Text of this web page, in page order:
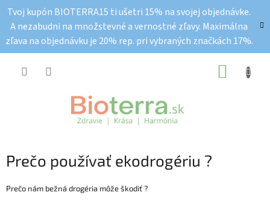
obsah
Tvoj kupón BIOTERRA15 ti ušetri 15% na svojej objednávke.
A nezabudni na množstevné a vernostné zľavy. Maximálna
zľava na objednávku je 20% rep. pri vybraných značkách 17%.
Prečo používať ekodrogériu ?
Prečo nám bežná drogéria môže škodiť ?